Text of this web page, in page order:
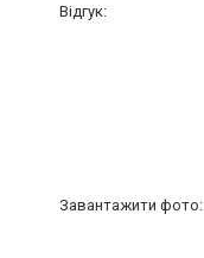
Відгук:
Завантажити фото: